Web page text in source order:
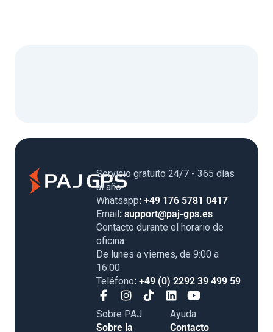
Servicio gratuito 24/7 - 365 días
al año
Whatsapp: +49 176 5781 0417
Email: support@paj-gps.es
Contacto durante el horario de
oficina
De lunes a viernes, de 9:00 a
16:00
Teléfono: +49 (0) 2292 39 499 59
Sobre PAJ
Sobre la
Ayuda
Contacto